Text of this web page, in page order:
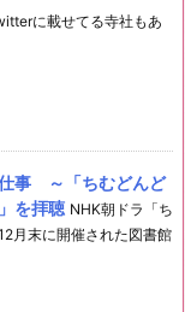
に載せてる寺社もあ
事 ～「ちむどんど
を拝聴 NHK朝ドラ「ち
月末に開催された図書館